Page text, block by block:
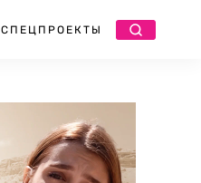
СПЕЦПРОЕКТЫ